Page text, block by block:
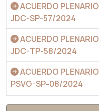
ACUERDO PLENARIO
JDC-SP-57/2024
ACUERDO PLENARIO
JDC-TP-58/2024
ACUERDO PLENARIO
PSVG-SP-08/2024